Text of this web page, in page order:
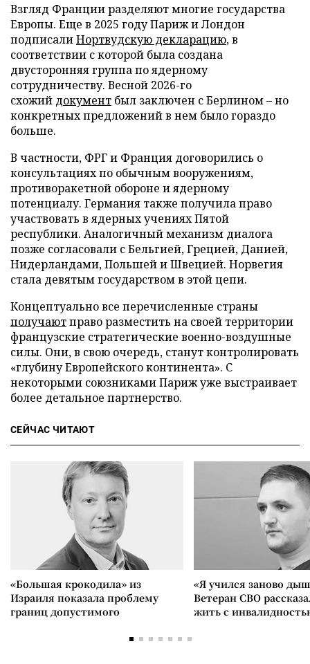
Взгляд Франции разделяют многие государства
Европы. Еще в 2025 году Париж и Лондон
подписалиНортвудскую декларацию, в
соответствии с которой была создана
двусторонняя группа по ядерному
сотрудничеству. Весной 2026-го
схожий документ был заключен с Берлином – но
конкретных предложений в нем было гораздо
больше.
В частности, ФРГ и Франция договорились о
консультациях по обычным вооружениям,
противоракетной обороне и ядерному
потенциалу. Германия также получила право
участвовать в ядерных учениях Пятой
республики. Аналогичный механизм диалога
позже согласовали с Бельгией, Грецией, Данией,
Нидерландами, Польшей и Швецией. Норвегия
стала девятым государством в этой цепи.
Концептуально все перечисленные страны
получаютправо разместить на своей территории
французские стратегические военно-воздушные
силы. Они, в свою очередь, станут контролировать
«глубину Европейского континента». С
некоторыми союзниками Париж уже выстраивает
более детальное партнерство.
СЕЙЧАС ЧИТАЮТ
«Большая крокодила» из
Израиля показала проблему
границ допустимого
«Я учился заново
Ветеран СВО
жить с